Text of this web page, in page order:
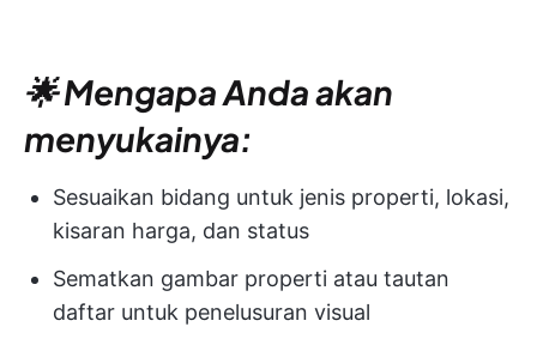
🌟 Mengapa Anda akan
menyukainya:
Sesuaikan bidang untuk jenis properti, lokasi,
kisaran harga, dan status
Sematkan gambar properti atau tautan
daftar untuk penelusuran visual